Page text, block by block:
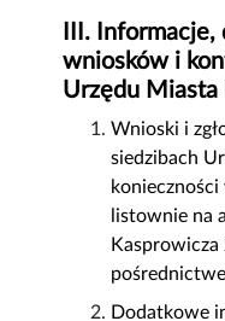
III. I nformacje,
wniosków i
Urzędu Miasta
Wnioski i
siedzibach
konieczności
listownie na
Dodatkowe